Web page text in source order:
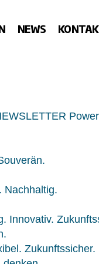
NEWS
Nachhaltig.
Innovativ.
Zukunftssicher.